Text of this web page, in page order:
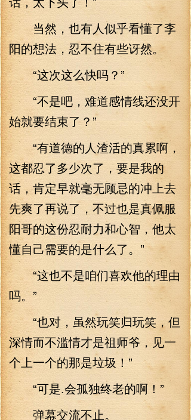
当然，也有人似乎看懂了李
阳的想法，忍不住有些讶然。
“这次这么快吗？”
“不是吧，难道感情线还没开
始就要结束了？”
“有道德的人渣活的真累啊，
这都忍了多少次了，要是我的
话，肯定早就毫无顾忌的冲上去
先爽了再说了，不过也是真佩服
阳哥的这份忍耐力和心智，他太
懂自己需要的是什么了。”
“这也不是咱们喜欢他的理由
吗。”
“也对，虽然玩笑归玩笑，但
深情而不滥情才是祖师爷，见一
个上一个的那是垃圾！”
“可是.会孤独终老的啊！”
弹幕交流不止。